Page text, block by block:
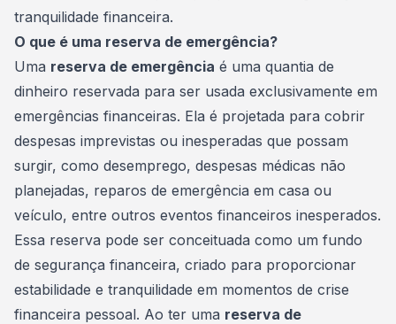
tranquilidade financeira.
O que é uma reserva de emergência?
Uma reserva de emergência é uma quantia de
dinheiro reservada para ser usada exclusivamente em
emergências financeiras. Ela é projetada para cobrir
despesas imprevistas ou inesperadas que possam
surgir, como desemprego, despesas médicas não
planejadas, reparos de emergência em casa ou
veículo, entre outros eventos financeiros inesperados.
Essa reserva pode ser conceituada como um fundo
de segurança financeira, criado para proporcionar
estabilidade e tranquilidade em momentos de crise
financeira pessoal. Ao ter uma reserva de